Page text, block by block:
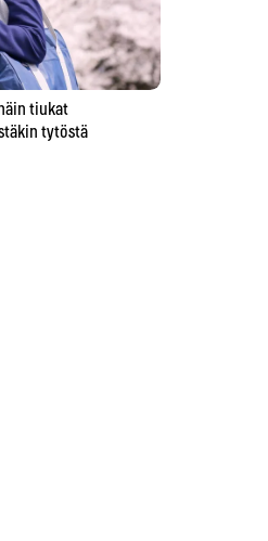
tiukat
tytöstä